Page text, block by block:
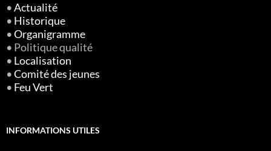
•Actualité
• Historique
•Organigramme
• Politique qualité
• Localisation
•Comité des jeunes
• Feu Vert
INFORMATIONS UTILES